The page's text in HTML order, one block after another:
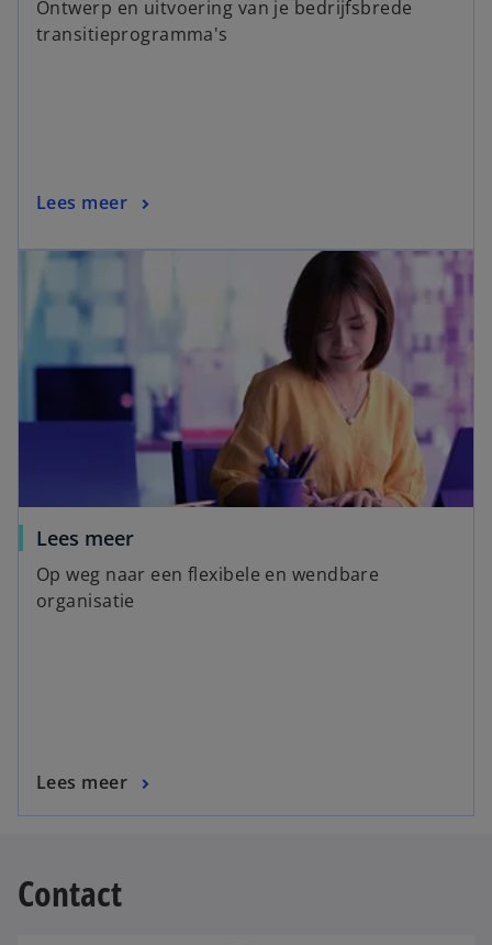
Ontwerp en uitvoering van je bedrijfsbrede
transitieprogramma's
Lees meer
Lees meer
Op weg naar een flexibele en wendbare
organisatie
Lees meer
Contact